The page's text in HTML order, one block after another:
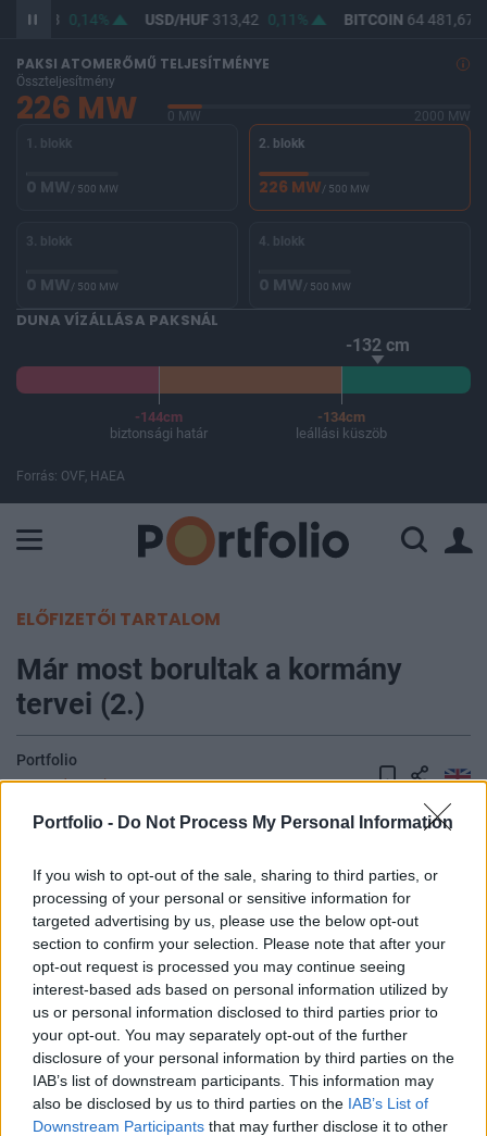
Portfolio - Do Not Process My Personal Information
If you wish to opt-out of the sale, sharing to third parties, or
processing of your personal or sensitive information for
targeted advertising by us, please use the below opt-out
section to confirm your selection. Please note that after your
opt-out request is processed you may continue seeing
interest-based ads based on personal information utilized by
us or personal information disclosed to third parties prior to
your opt-out. You may separately opt-out of the further
disclosure of your personal information by third parties on the
IAB’s list of downstream participants. This information may
also be disclosed by us to third parties on the IAB’s List of
Downstream Participants that may further disclose it to other
362,23 0,14% USD/HUF313,42 0,11% BITCOIN64 481,67
PAKSI ATOMERŐMŰ TELJESÍTMÉNYE
Összteljesítmény
226 MW 0 MW
2000 MW
1. blokk
0 MW/ 500 MW
2. blokk
226 MW/ 500 MW
3. blokk
0 MW/ 500 MW
4. blokk
0 MW/ 500 MW
DUNA VÍZÁLLÁSA PAKSNÁL
-132 cm
-144cm
biztonsági határ
-134cm
leállási küszöb
Forrás: OVF, HAEA
ELŐFIZETŐI TARTALOM
Már most borultak a kormány
tervei (2.)
Portfolio
2014. december 10. 09:54
mutathat, még akkor is, ha a kockázatokat
figyelmen kívül hagyjuk, és a kormány nem költi el
a GDP-arányában már csak 0,1%-ra rúgó valós
tartalékot - állapították meg a Költségvetési
Felelősségi Intézet szakértői friss elemzéseikben.
Romhányi Balázs, a KFIB ügyvezetője a technikai
kivetítést és a 2015-ös költségvetést véleményező
anyag bemutatóján kiemelte: az idei növekedés
3,3%-ra várható, ám ez nagyrészt egyszeri
hatásokkal magyarázható. A magyar gazdaságra